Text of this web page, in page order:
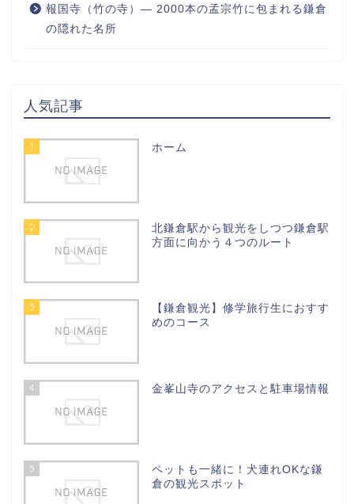
報国寺（竹の寺）― 2000本の孟宗竹に包まれる鎌倉
の隠れた名所
人気記事
1 ホーム
2
北鎌倉駅から観光をしつつ鎌倉駅
方面に向かう４つのルート
3
【鎌倉観光】修学旅行生におすす
めのコース
4 金峯山寺のアクセスと駐車場情報
5
ペットも一緒に！犬連れOKな鎌
倉の観光スポット